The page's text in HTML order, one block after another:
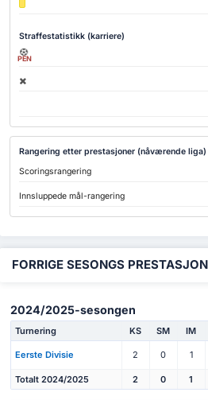
Straffestatistikk (karriere)
PEN
Rangering etter prestasjoner (nåværende liga)
Scoringsrangering
Innsluppede mål-rangering
FORRIGE SESONGS
2024/2025-sesongen
Turnering KS SM IM
Eerste Divisie 2 0 1
Totalt 2024/2025 2 0 1